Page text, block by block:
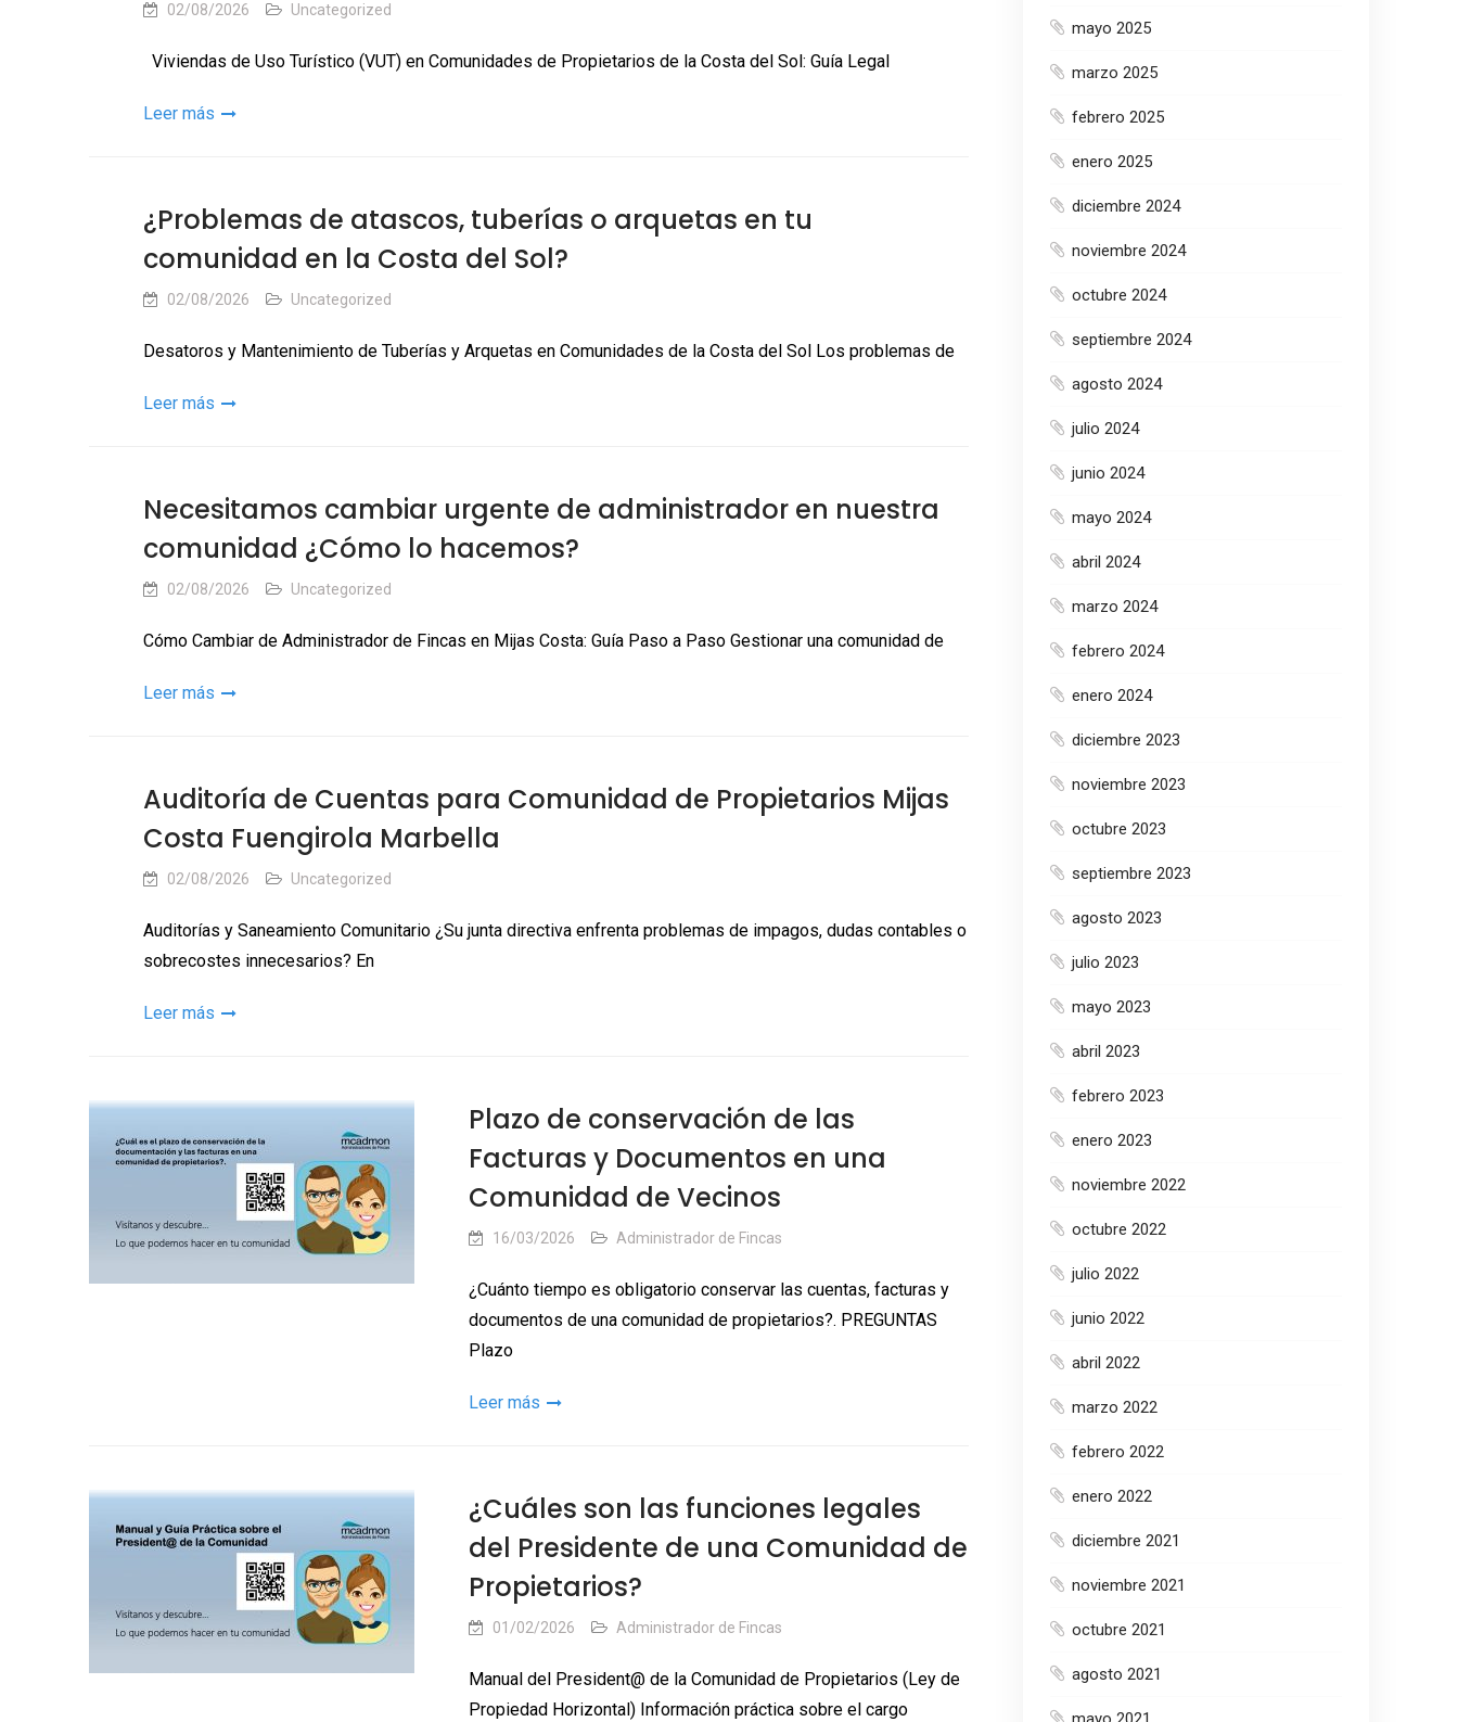
02/08/2026 Uncategorized
Viviendas de Uso Turístico (VUT) en Comunidades de Propietarios de la Costa del Sol: Guía Legal
Leer más
¿Problemas de atascos, tuberías o arquetas en tu
comunidad en la Costa del Sol?
02/08/2026 Uncategorized
Desatoros y Mantenimiento de Tuberías y Arquetas en Comunidades de la Costa del Sol Los problemas de
Leer más
Necesitamos cambiar urgente de administrador en nuestra
comunidad ¿Cómo lo hacemos?
02/08/2026 Uncategorized
Cómo Cambiar de Administrador de Fincas en Mijas Costa: Guía Paso a Paso Gestionar una comunidad de
Leer más
Auditoría de Cuentas para Comunidad de Propietarios Mijas
Costa Fuengirola Marbella
02/08/2026 Uncategorized
Auditorías y Saneamiento Comunitario ¿Su junta directiva enfrenta problemas de impagos, dudas contables o
sobrecostes innecesarios? En
Leer más
Plazo de conservación de las
Facturas y Documentos en una
Comunidad de Vecinos
16/03/2026 Administrador de Fincas
¿Cuánto tiempo es obligatorio conservar las cuentas, facturas y
documentos de una comunidad de propietarios?. PREGUNTAS
Plazo
Leer más
¿Cuáles son las funciones legales
del Presidente de una Comunidad de
Propietarios?
01/02/2026 Administrador de Fincas
Manual del President@ de la Comunidad de Propietarios (Ley de
Propiedad Horizontal) Información práctica sobre el cargo
mayo 2025
marzo 2025
febrero 2025
enero 2025
diciembre 2024
noviembre 2024
octubre 2024
septiembre 2024
agosto 2024
julio 2024
junio 2024
mayo 2024
abril 2024
marzo 2024
febrero 2024
enero 2024
diciembre 2023
noviembre 2023
octubre 2023
septiembre 2023
agosto 2023
julio 2023
mayo 2023
abril 2023
febrero 2023
enero 2023
noviembre 2022
octubre 2022
julio 2022
junio 2022
abril 2022
marzo 2022
febrero 2022
enero 2022
diciembre 2021
noviembre 2021
octubre 2021
agosto 2021